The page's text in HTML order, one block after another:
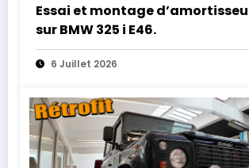
Essai et montage
sur BMW 325 i E46.
6 Juillet 2026